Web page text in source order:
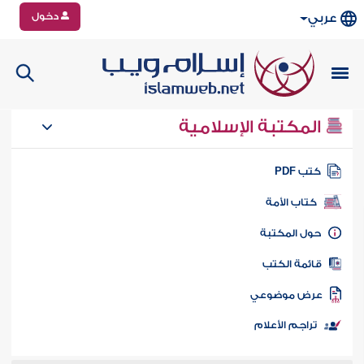
عربي دخول
المكتبة الإسلامية
كتب PDF
كتاب الأمة
المكتبة
الكتب
موضوعي